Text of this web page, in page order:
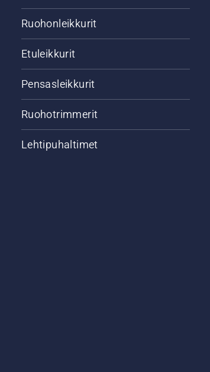
Ruohonleikkurit
Etuleikkurit
Pensasleikkurit
Ruohotrimmerit
Lehtipuhaltimet